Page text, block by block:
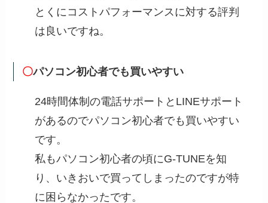
とくにコストパフォーマンスに対する評判
は良いですね。
〇パソコン初心者でも買いやすい
24時間体制の電話サポートとLINEサポート
があるのでパソコン初心者でも買いやすい
です。
私もパソコン初心者の頃にG-TUNEを知
り、いきおいで買ってしまったのですが特
に困らなかったです。